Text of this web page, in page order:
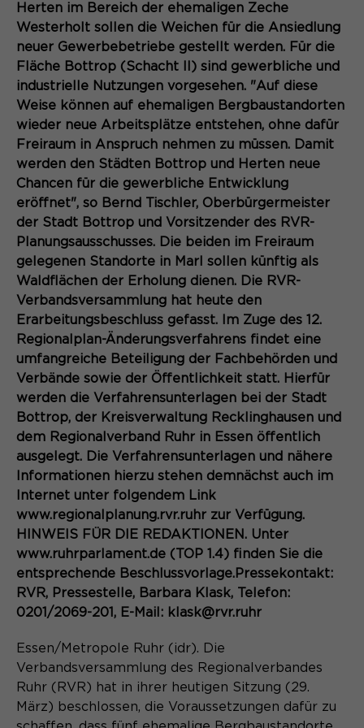
Zweck
Content Management System dieser
Webseite. Diese Basis-Cookies sind
unerlässlich, damit Ihr Besuch auf der
Website angenehm und flüssig wird:
Sie ermöglichen es der Website, Sie
zu erkennen und somit Ihre Sitzung
offen zu halten. Es speichert bei
einem Benutzer-Login für einen
geschlossenen Bereich die Benutzer-
ID als verschlüsselten Wert (sog.
"hash-Wert") zum entsprechenden
Datenbankeintrag des Nutzers.
Name PHPSESSID
Anbieter Session-Cookies
Laufzeit
Der Session Cookie wird beim
Schließen des Browsers wieder
gelöscht.
Zweck
PHPs Standard Sitzungs- Identifikation
(Formulare).
Name be_typo_user
Anbieter TYPO3
Laufzeit Ende der Sitzung
Zweck
Dieser Cookie teilt der Webseite mit,
angemeldet ist und die Rechte besitzt
diese zu verwalten.
Name _pk_id*
Anbieter Matomo
Laufzeit 13 Monate
Zweck
Dient zur anonymen
Wiedererkennung eines Besuchers.
Name _pk_ses*
Anbieter Matomo
Laufzeit 30 Minuten
Zweck
Speichert vorübergehend Daten der
aktuellen Sitzung.
Name _pk_ref.*
Anbieter Matomo
Laufzeit
Zweck Speichert die Herkunft des Besuchers.
Name MATOMO_SESSID
Laufzeit Sitzung
Zweck
Temporäre Session-ID, ohne
personenbezogene Daten.
Cookie-Informationen
Aktivierung Mehrsprachigkeit
Diese Cookies ermöglichen die automatische
Übersetzung der Website-Inhalte durch GTranslate.
Name googtrans
Anbieter
Laufzeit 1 Jahr
Zweck
Speichert die vom Nutzer gewählte
Sprache für die automatische
Übersetzung der Website.
Cookie-Informationen
Herten im Bereich der ehemaligen Zeche
Westerholt sollen die Weichen für die Ansiedlung
neuer Gewerbebetriebe gestellt werden. Für die
Fläche Bottrop (Schacht II) sind gewerbliche und
industrielle Nutzungen vorgesehen. "Auf diese
Weise können auf ehemaligen Bergbaustandorten
wieder neue Arbeitsplätze entstehen, ohne dafür
Freiraum in Anspruch nehmen zu müssen. Damit
werden den Städten Bottrop und Herten neue
Chancen für die gewerbliche Entwicklung
eröffnet", so Bernd Tischler, Oberbürgermeister
der Stadt Bottrop und Vorsitzender des RVR-
Planungsausschusses. Die beiden im Freiraum
gelegenen Standorte in Marl sollen künftig als
Waldflächen der Erholung dienen. Die RVR-
Verbandsversammlung hat heute den
Erarbeitungsbeschluss gefasst. Im Zuge des 12.
Regionalplan-Änderungsverfahrens findet eine
umfangreiche Beteiligung der Fachbehörden und
Verbände sowie der Öffentlichkeit statt. Hierfür
werden die Verfahrensunterlagen bei der Stadt
Bottrop, der Kreisverwaltung Recklinghausen und
dem Regionalverband Ruhr in Essen öffentlich
ausgelegt. Die Verfahrensunterlagen und nähere
Informationen hierzu stehen demnächst auch im
Internet unter folgendem Link
www.regionalplanung.rvr.ruhr zur Verfügung.
HINWEIS FÜR DIE REDAKTIONEN. Unter
www.ruhrparlament.de (TOP 1.4) finden Sie die
entsprechende Beschlussvorlage.Pressekontakt:
RVR, Pressestelle, Barbara Klask, Telefon:
0201/2069-201, E-Mail: klask@rvr.ruhr
Essen/Metropole Ruhr (idr). Die
Verbandsversammlung des Regionalverbandes
Ruhr (RVR) hat in ihrer heutigen Sitzung (29.
März) beschlossen, die Voraussetzungen dafür zu